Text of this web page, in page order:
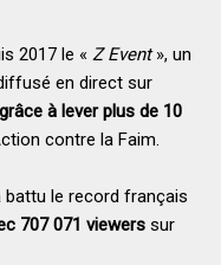
2017 le « Z Event», un
en direct sur
à lever plus de 10
contre la Faim.
le record français
707 071 viewerssur